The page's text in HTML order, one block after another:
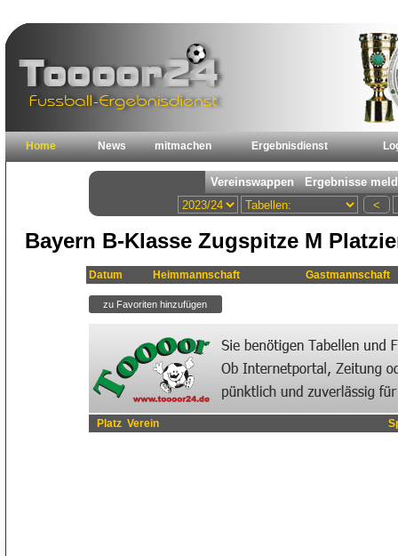
Home News mitmachen Ergebnisdienst
Bayern B-Klasse Zugspitze M
Datum Heimmannschaft Gastmannschaft
Platz Verein